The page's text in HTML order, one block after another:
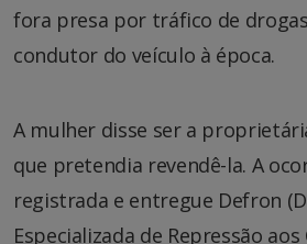
fora presa por tráfico de
condutor do veículo à época.
A mulher disse ser a
que pretendia revendê-la. A
registrada e entregue Defron
Especializada de Repressão aos